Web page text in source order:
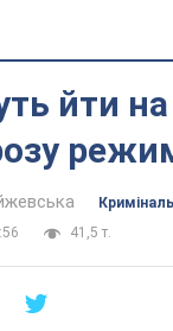
йти
41,5 т.